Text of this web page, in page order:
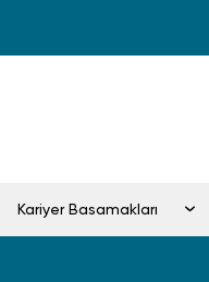
Kariyer Basamakları